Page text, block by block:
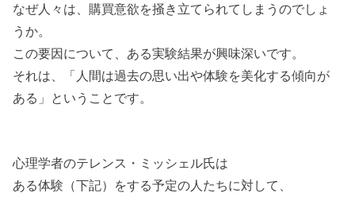
なぜ人々は、購買意欲を掻き立てられてしまうのでしょ
うか。
この要因について、ある実験結果が興味深いです。
それは、「人間は過去の思い出や体験を美化する傾向が
ある」ということです。
心理学者のテレンス・ミッシェル氏は
ある体験（下記）をする予定の人たちに対して、